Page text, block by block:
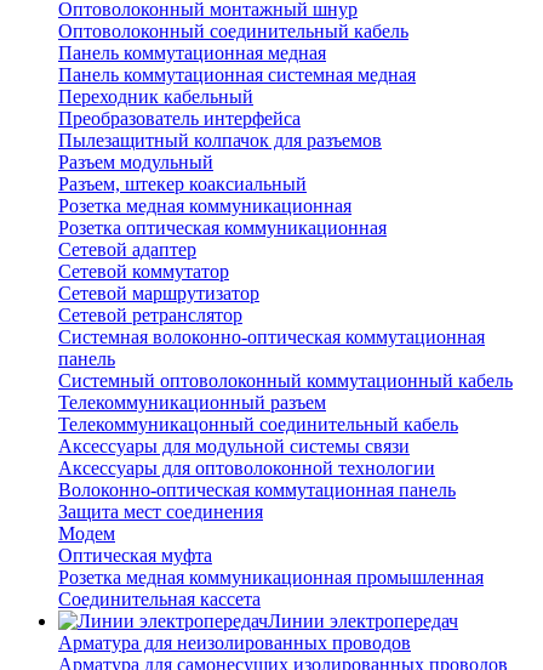
Оптоволоконный монтажный шнур
Оптоволоконный соединительный кабель
Панель коммутационная медная
Панель коммутационная системная медная
Переходник кабельный
Преобразователь интерфейса
Пылезащитный колпачок для разъемов
Разъем модульный
Разъем, штекер коаксиальный
Розетка медная коммуникационная
Розетка оптическая коммуникационная
Сетевой адаптер
Сетевой коммутатор
Сетевой маршрутизатор
Сетевой ретранслятор
Системная волоконно-оптическая коммутационная
панель
Системный оптоволоконный коммутационный кабель
Телекоммуникационный разъем
Телекоммуникацонный соединительный кабель
Аксессуары для модульной системы связи
Аксессуары для оптоволоконной технологии
Волоконно-оптическая коммутационная панель
Защита мест соединения
Модем
Оптическая муфта
Розетка медная коммуникационная промышленная
Соединительная кассета
Линии электропередач
Арматура для неизолированных проводов
Арматура для самонесущих изолированных проводов